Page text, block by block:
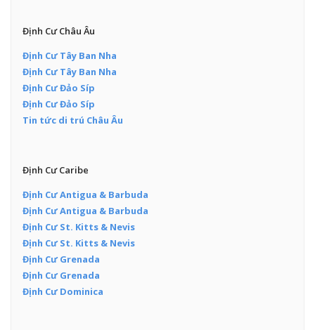
Định Cư Châu Âu
Định Cư Tây Ban Nha
Định Cư Tây Ban Nha
Định Cư Đảo Síp
Định Cư Đảo Síp
Tin tức di trú Châu Âu
Định Cư Caribe
Định Cư Antigua & Barbuda
Định Cư Antigua & Barbuda
Định Cư St. Kitts & Nevis
Định Cư St. Kitts & Nevis
Định Cư Grenada
Định Cư Grenada
Định Cư Dominica